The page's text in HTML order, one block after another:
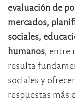
evaluación de
mercados,
sociales,
humanos, entre
resulta
sociales y
respuestas más